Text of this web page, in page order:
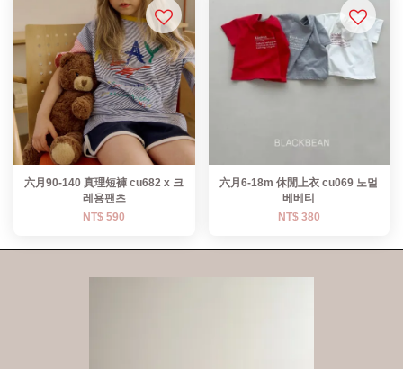
六月90-140 真理短褲 cu682 x 크
레용팬츠
NT$ 590
六月6-18m 休閒上衣 cu069 노멀
베베티
NT$ 380